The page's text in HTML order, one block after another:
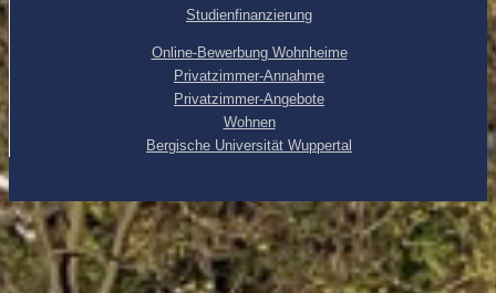
Studienfinanzierung
Online-Bewerbung Wohnheime
Privatzimmer-Annahme
Privatzimmer-Angebote
Wohnen
Bergische Universität Wuppertal